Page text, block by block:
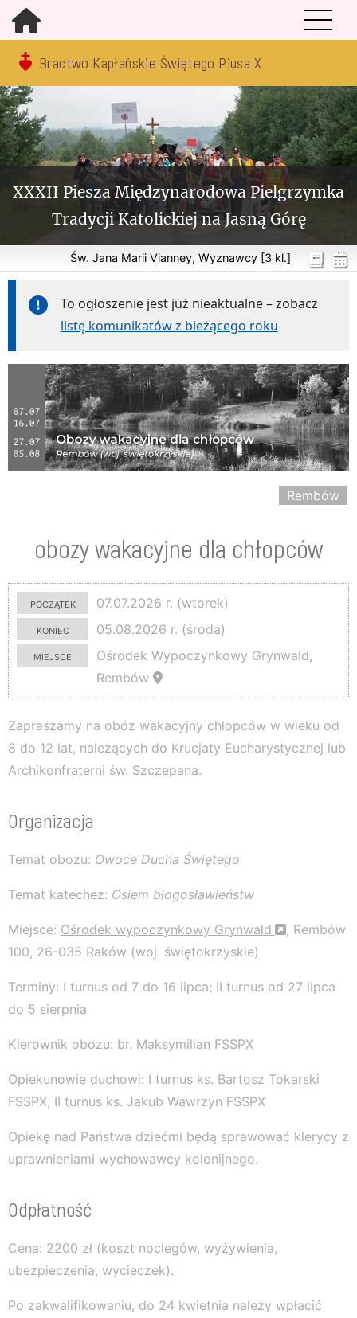
Bractwo Kapłańskie Świętego Piusa X
XXXII Piesza Międzynarodowa Pielgrzymka
Tradycji Katolickiej na Jasną Górę
Św. Jana Marii Vianney, Wyznawcy [3 kl.]
To ogłoszenie jest już nieaktualne – zobacz
listę komunikatów z bieżącego roku
Rembów
obozy wakacyjne dla chłopców
początek
07.07.2026 r. (wtorek)
koniec
05.08.2026 r. (środa)
miejsce
Ośrodek Wypoczynkowy Grynwald,
Rembów
Zapraszamy na obóz wakacyjny chłopców w wieku od
8 do 12 lat, należących do Krucjaty Eucharystycznej lub
Archikonfraterni św. Szczepana.
Organizacja
Temat obozu: Owoce Ducha Świętego
Temat katechez: Osiem błogosławieństw
Miejsce: Ośrodek wypoczynkowy Grynwald
, Rembów
100, 26-035 Raków (woj. świętokrzyskie)
Terminy: I turnus od 7 do 16 lipca; II turnus od 27 lipca
do 5 sierpnia
Kierownik obozu: br. Maksymilian FSSPX
Opiekunowie duchowi: I turnus ks. Bartosz Tokarski
FSSPX, II turnus ks. Jakub Wawrzyn FSSPX
Opiekę nad Państwa dziećmi będą sprawować klerycy z
uprawnieniami wychowawcy kolonijnego.
Odpłatność
Cena: 2200 zł (koszt noclegów, wyżywienia,
ubezpieczenia, wycieczek).
Po zakwalifikowaniu, do 24 kwietnia należy wpłacić